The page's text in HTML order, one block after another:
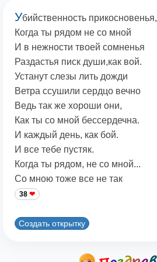
Убийственность прикосновенья,
Когда ты рядом не со мной
И в нежности твоей сомненья
Раздастья писк души,как вой.
Устанут слезы лить дожди
Ветра ссушили сердцо вечно
Ведь так же хороши они,
Как ты со мной бессердечна.
И каждый день, как бой.
И все тебе пустяк.
Когда ты рядом, не со мной...
Со мною тоже все не так
38
Создать открытку